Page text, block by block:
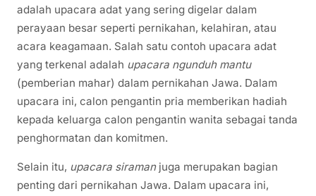
adalah upacara adat yang sering digelar dalam
perayaan besar seperti pernikahan, kelahiran, atau
acara keagamaan. Salah satu contoh upacara adat
yang terkenal adalah upacara ngunduh mantu
(pemberian mahar) dalam pernikahan Jawa. Dalam
upacara ini, calon pengantin pria memberikan hadiah
kepada keluarga calon pengantin wanita sebagai tanda
penghormatan dan komitmen.
Selain itu, upacara siramanjuga merupakan bagian
penting dari pernikahan Jawa. Dalam upacara ini,